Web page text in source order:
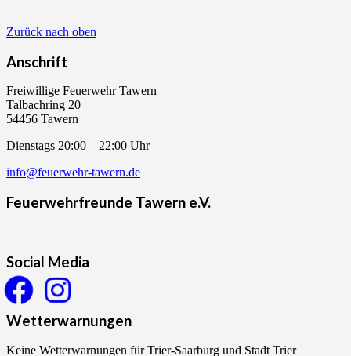
Zurück nach oben
Anschrift
Freiwillige Feuerwehr Tawern
Talbachring 20
54456 Tawern
Dienstags 20:00 – 22:00 Uhr
info@feuerwehr-tawern.de
Feuerwehrfreunde Tawern e.V.
Social Media
Wetterwarnungen
Keine Wetterwarnungen für Trier-Saarburg und Stadt Trier